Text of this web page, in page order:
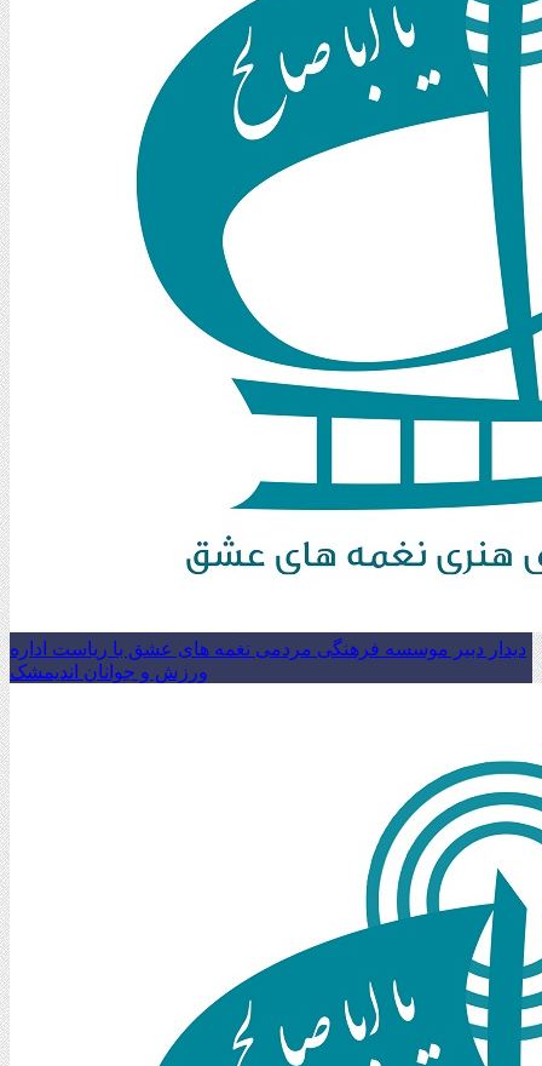
دیدار دبیر موسسه فرهنگی مردمی نغمه های عشق با ریاست اداره
ورزش و جوانان اندیمشک